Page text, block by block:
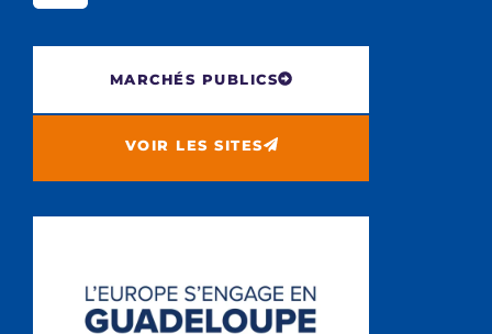
MARCHÉS PUBLICS
VOIR LES SITES